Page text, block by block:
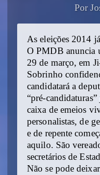
Por
As eleições 2014
O PMDB anuncia
29 de março, em
Sobrinho
candidatará a
“pré-
caixa de emeios
personalistas, de
e de repente
aquilo. São
secretários de
Não se pode